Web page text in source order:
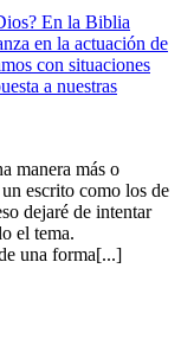
En la Biblia
en la actuación de
con situaciones
a nuestras
manera más o
escrito como los de
dejaré de intentar
el tema.
una forma[...]